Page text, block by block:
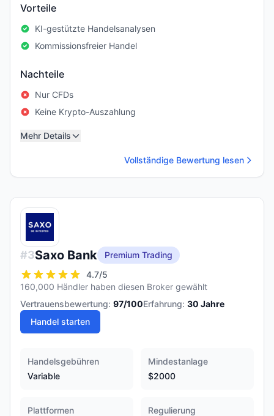
Vorteile
KI-gestützte Handelsanalysen
Kommissionsfreier Handel
Nachteile
Nur CFDs
Keine Krypto-Auszahlung
Mehr Details
Vollständige Bewertung lesen
#3Saxo Bank
Premium Trading
4.7/5
160,000 Händler haben diesen Broker gewählt
Vertrauensbewertung: 97/100Erfahrung: 30 Jahre
Handel starten
Handelsgebühren
Variable
Mindestanlage
$2000
Plattformen Regulierung